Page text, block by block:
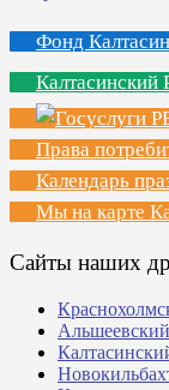
Фонд
Права
Календарь
Мы на карте
Сайты наших